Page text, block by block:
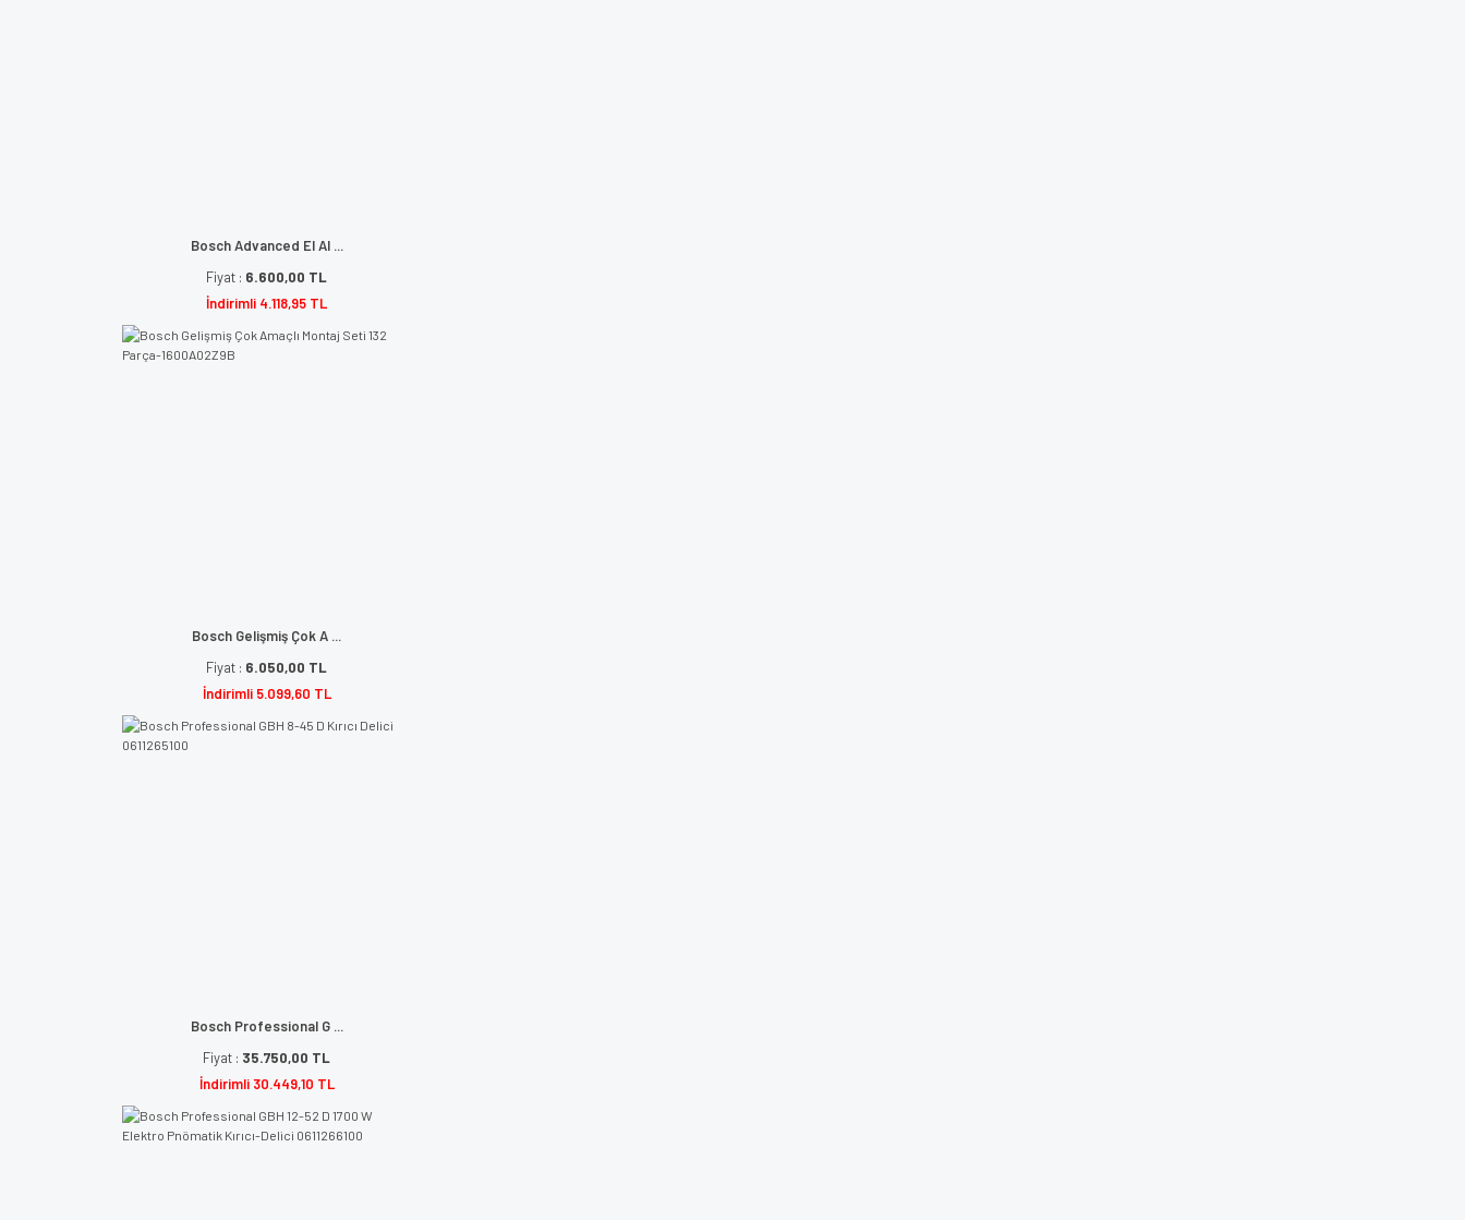
Bosch Advanced El Al ...
Fiyat : 6.600,00 TL
İndirimli 4.118,95 TL
Bosch Gelişmiş Çok A ...
Fiyat : 6.050,00 TL
İndirimli 5.099,60 TL
Bosch Professional G ...
Fiyat : 35.750,00 TL
İndirimli 30.449,10 TL